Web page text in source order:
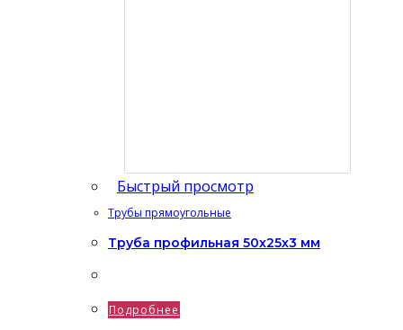
Быстрый просмотр
Трубы прямоугольные
Труба профильная 50х25х3 мм
Подробнее